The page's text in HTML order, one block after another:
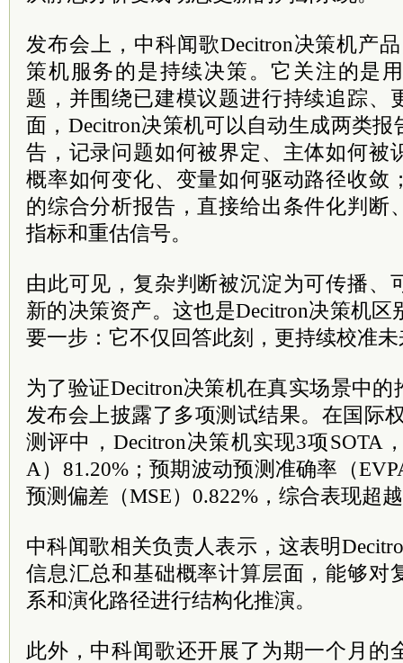
发布会上，中科闻歌Decitron决策机产
策机服务的是持续决策。它关注的是
题，并围绕已建模议题进行持续追踪、
面，Decitron决策机可以自动生成两类
告，记录问题如何被界定、主体如何被
概率如何变化、变量如何驱动路径收敛
的综合分析报告，直接给出条件化判断
指标和重估信号。
由此可见，复杂判断被沉淀为可传播、
新的决策资产。这也是Decitron决策机
要一步：它不仅回答此刻，更持续校准
为了验证Decitron决策机在真实场景中
发布会上披露了多项测试结果。在国际
测评中，Decitron决策机实现3项SOTA
A）81.20%；预期波动预测准确率（
预测偏差（MSE）0.822%，综合表现超
中科闻歌相关负责人表示，这表明
信息汇总和基础概率计算层面，能够对
系和演化路径进行结构化推演。
此外，中科闻歌还开展了为期一个月的